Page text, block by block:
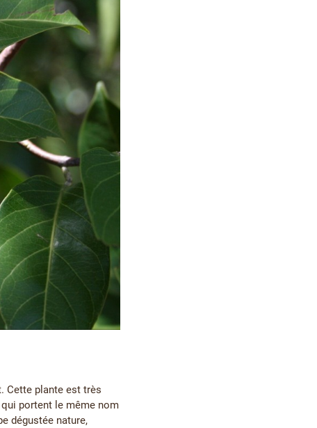
Cette plante est très
portent le même nom
dégustée nature,